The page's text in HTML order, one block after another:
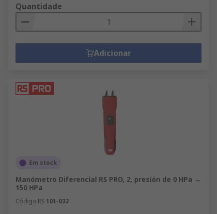
Quantidade
Adicionar
Em stock
Manómetro Diferencial RS PRO, 2, presión de 0 HPa →
150 HPa
Código RS 101-032